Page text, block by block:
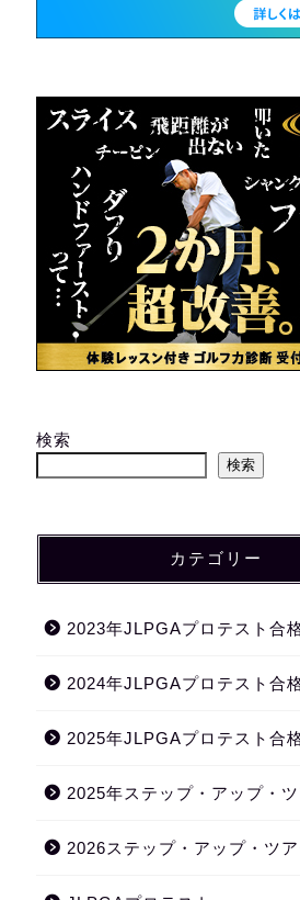
検索
検索
カテゴリー
2023年JLPGAプロテスト合
2024年JLPGAプロテスト合
2025年JLPGAプロテスト合
2025年ステップ・アップ・
2026ステップ・アップ・ツア